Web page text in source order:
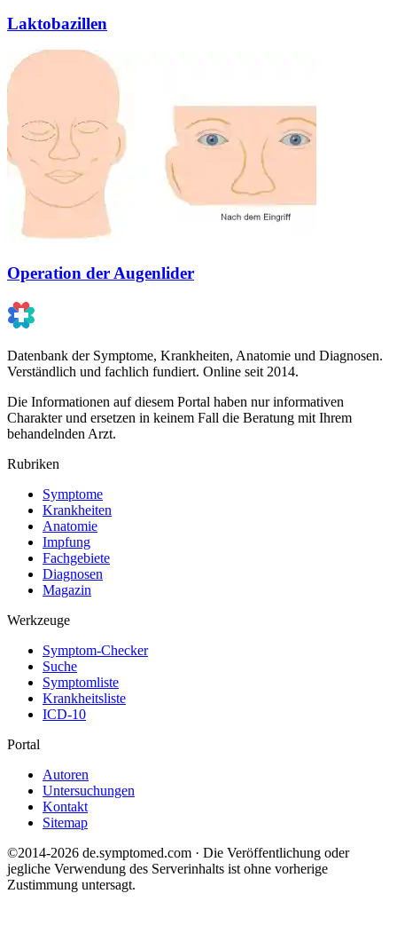
Laktobazillen
Operation der Augenlider
Datenbank der Symptome, Krankheiten, Anatomie und Diagnosen.
Verständlich und fachlich fundiert. Online seit 2014.
Die Informationen auf diesem Portal haben nur informativen
Charakter und ersetzen in keinem Fall die Beratung mit Ihrem
behandelnden Arzt.
Rubriken
Symptome
Krankheiten
Anatomie
Impfung
Fachgebiete
Diagnosen
Magazin
Werkzeuge
Symptom-Checker
Suche
Symptomliste
Krankheitsliste
ICD-10
Portal
Autoren
Untersuchungen
Kontakt
Sitemap
©2014-2026 de.symptomed.com · Die Veröffentlichung oder
jegliche Verwendung des Serverinhalts ist ohne vorherige
Zustimmung untersagt.